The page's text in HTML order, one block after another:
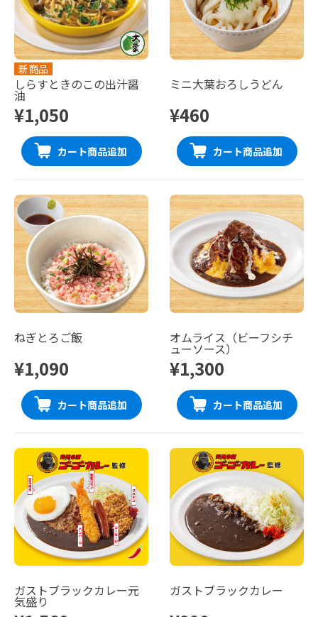
新商品
しらすときのこの出汁醤
油
¥1,050
カート商品追加
ミニ大葉おろしうどん
¥460
カート商品追加
ねぎとろご飯
¥1,090
カート商品追加
オムライス（ビーフシチ
ューソース）
¥1,300
カート商品追加
ガストブラックカレー元
気盛り
ガストブラックカレー